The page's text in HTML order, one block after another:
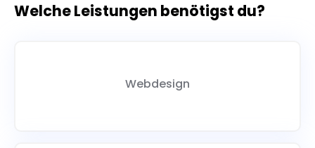
Welche Leistungen benötigst du?
Webdesign